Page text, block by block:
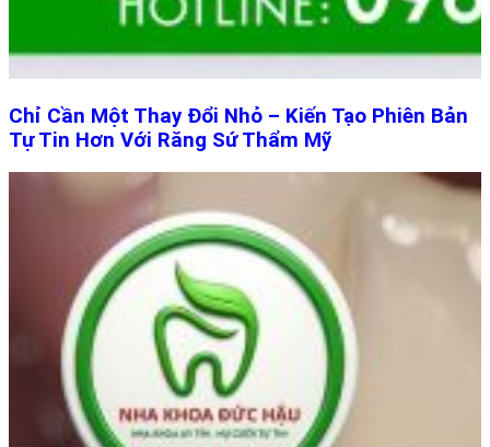
Chỉ Cần Một Thay Đổi Nhỏ – Kiến Tạo Phiên Bản
Tự Tin Hơn Với Răng Sứ Thẩm Mỹ